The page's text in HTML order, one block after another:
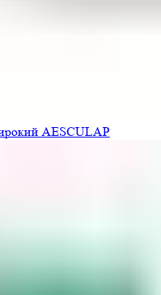
AESCULAP